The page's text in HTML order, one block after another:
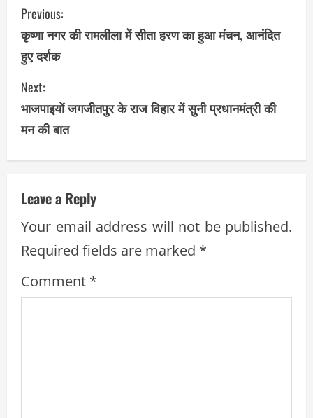
C
o
n
t
i
n
u
e
R
e
Previous:
कृष्णा नगर की रामलीला में सीता हरण का हुआ मंचन, आनंदित
हुए दर्शक
Next:
भाजपाइयों जगजीतपुर के राज विहार में सुनी प्रधानमंत्री की
मन की बात
Leave a Reply
Your email address will not be published.
Required fields are marked *
Comment *